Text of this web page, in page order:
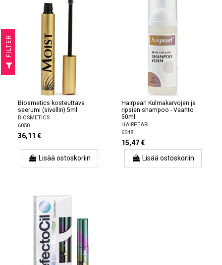
Biosmetics kosteuttava
seerumi (sivellin) 5ml
BIOSMETICS
6050
36,11 €
Lisää ostoskoriin
Hairpearl Kulmakarvojen ja
ripsien shampoo - Vaahto
50ml
HAIRPEARL
6048
15,47 €
Lisää ostoskoriin
R